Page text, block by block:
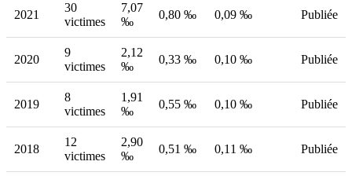
2021
30
victimes
7,07
‰
0,80 ‰ 0,09 ‰ Publiée
2020
9
victimes
2,12
‰
0,33 ‰ 0,10 ‰ Publiée
2019
8
victimes
1,91
‰
0,55 ‰ 0,10 ‰ Publiée
2018
12
victimes
2,90
‰
0,51 ‰ 0,11 ‰ Publiée